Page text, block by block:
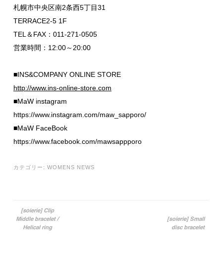
札幌市中央区南2条西5丁目31
TERRACE2-5 1F
TEL＆FAX：011-271-0505
営業時間：12:00～20:00
■INS&COMPANY ONLINE STORE
http://www.ins-online-store.com
■MaW instagram
https://www.instagram.com/maw_sapporo/
■MaW FaceBook
https://www.facebook.com/mawsappporo
カテゴリー: WOMENS NEWS
投稿ナビゲーション
[soierie] Clip
Middle bracelet /
Helical ring
[soierie] Small
disc bracelet